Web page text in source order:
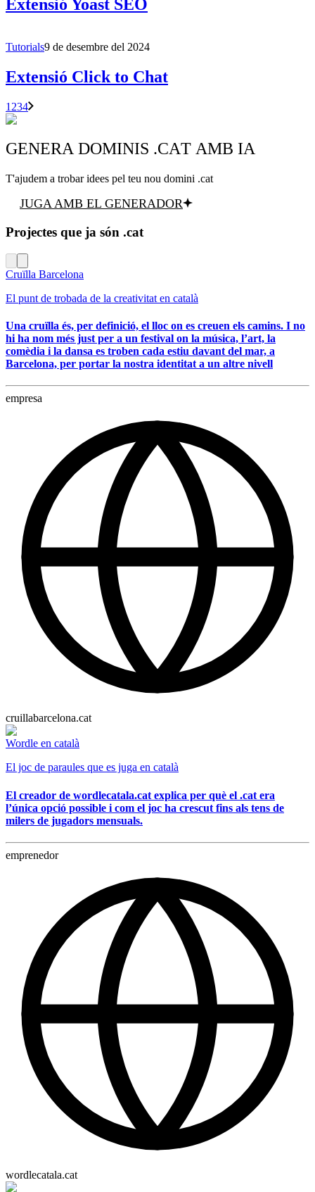
Extensió Yoast SEO
Tutorials9 de desembre del 2024
Extensió Click to Chat
1 234
GENERA DOMINIS .CAT AMB IA
T'ajudem a trobar idees pel teu nou domini .cat
JUGA AMB EL GENERADOR
Projectes que ja són .cat
Cruïlla Barcelona
El punt de trobada de la creativitat en català
Una cruïlla és, per definició, el lloc on es creuen els camins. I no
hi ha nom més just per a un festival on la música, l’art, la
comèdia i la dansa es troben cada estiu davant del mar, a
Barcelona, per portar la nostra identitat a un altre nivell
empresa
cruillabarcelona.cat
Wordle en català
El joc de paraules que es juga en català
El creador de wordlecatala.cat explica per què el .cat era
l’única opció possible i com el joc ha crescut fins als tens de
milers de jugadors mensuals.
emprenedor
wordlecatala.cat